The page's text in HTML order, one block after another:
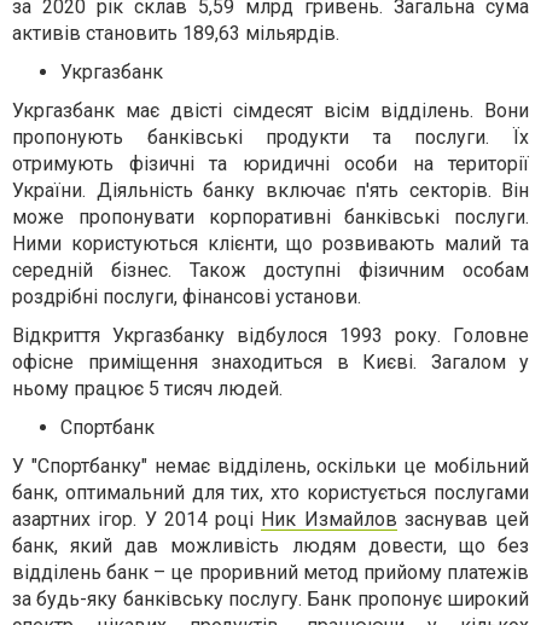
за 2020 рік склав 5,59 млрд гривень. Загальна сума
активів становить 189,63 мільярдів.
Укргазбанк
Укргазбанк має двісті сімдесят вісім відділень. Вони
пропонують банківські продукти та послуги. Їх
отримують фізичні та юридичні особи на території
України. Діяльність банку включає п'ять секторів. Він
може пропонувати корпоративні банківські послуги.
Ними користуються клієнти, що розвивають малий та
середній бізнес. Також доступні фізичним особам
роздрібні послуги, фінансові установи.
Відкриття Укргазбанку відбулося 1993 року. Головне
офісне приміщення знаходиться в Києві. Загалом у
ньому працює 5 тисяч людей.
Спортбанк
У "Спортбанку" немає відділень, оскільки це мобільний
банк, оптимальний для тих, хто користується послугами
азартних ігор. У 2014 році Ник Измайлов заснував цей
банк, який дав можливість людям довести, що без
відділень банк – це проривний метод прийому платежів
за будь-яку банківську послугу. Банк пропонує широкий